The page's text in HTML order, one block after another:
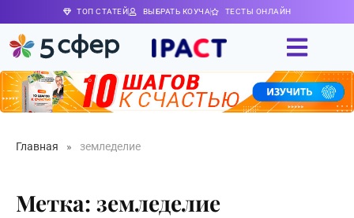
ТОП СТАТЕЙ ВЫБРАТЬ КОУЧА ТЕСТЫ ОНЛАЙН
Главная » земледелие
Метка: земледелие